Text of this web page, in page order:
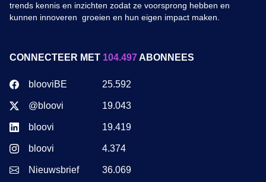
trends kennis en inzichten zodat ze voorsprong hebben en
kunnen innoveren groeien en hun eigen impact maken.
CONNECTEER MET 104.497ABONNEES
blooviBE 25.592
@bloovi 19.043
bloovi 19.419
bloovi 4.374
Nieuwsbrief 36.069